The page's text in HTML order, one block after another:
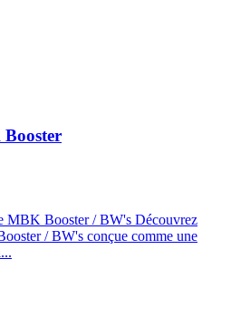
MBK Booster / BW's Découvrez
/ BW's conçue comme une